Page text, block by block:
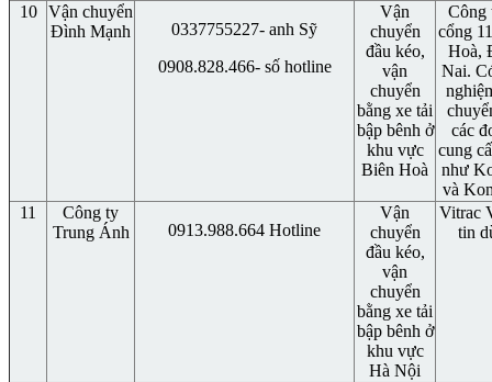
10
Vận chuyển
Đình Mạnh
0337755227- anh Sỹ
0908.828.466- số hotline
Vận
chuyển
đầu kéo,
vận
chuyển
bằng xe tải
bập bênh ở
khu vực
Biên Hoà
Công
cổng
Hoà,
Nai.
các
cung
như
và
11
Công ty
Trung Ánh
0913.988.664 Hotline
Vận
chuyển
đầu kéo,
vận
chuyển
bằng xe tải
bập bênh ở
khu vực
Hà Nội
Vitrac
tin